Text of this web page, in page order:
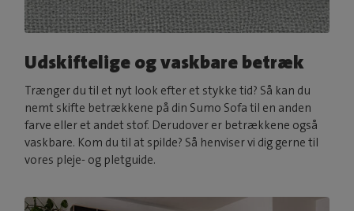
Udskiftelige og vaskbare betræk
Trænger du til et nyt look efter et stykke tid? Så kan du
nemt skifte betrækkene på din Sumo Sofa til en anden
farve eller et andet stof. Derudover er betrækkene også
vaskbare. Kom du til at spilde? Så henviser vi dig gerne til
vores pleje- og pletguide.